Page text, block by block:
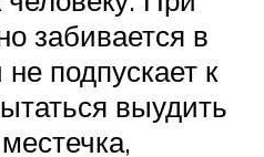
забивается в
подпускает к
выудить